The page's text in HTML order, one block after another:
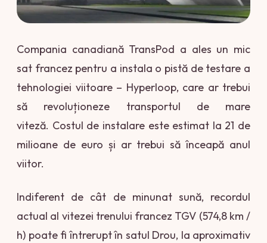
Compania canadiană TransPod a ales un mic
sat francez pentru a instala o pistă de testare a
tehnologiei viitoare – Hyperloop, care ar trebui
să revoluționeze transportul de mare
viteză. Costul de instalare este estimat la 21 de
milioane de euro și ar trebui să înceapă anul
viitor.
Indiferent de cât de minunat sună, recordul
actual al vitezei trenului francez TGV (574,8 km /
h) poate fi întrerupt în satul Drou, la aproximativ